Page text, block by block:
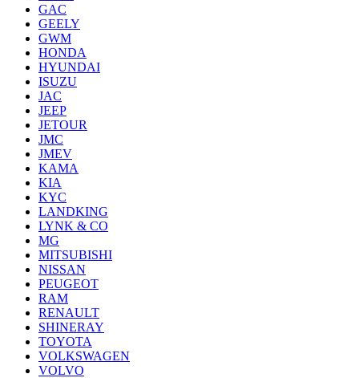
GAC
GEELY
GWM
HONDA
HYUNDAI
ISUZU
JAC
JEEP
JETOUR
JMC
JMEV
KAMA
KIA
KYC
LANDKING
LYNK & CO
MG
MITSUBISHI
NISSAN
PEUGEOT
RAM
RENAULT
SHINERAY
TOYOTA
VOLKSWAGEN
VOLVO